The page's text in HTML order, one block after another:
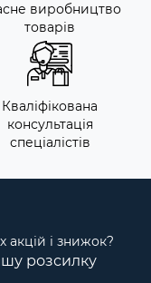
виробництво
товарів
Кваліфікована
консультація
спеціалістів
акцій і знижок?
розсилку